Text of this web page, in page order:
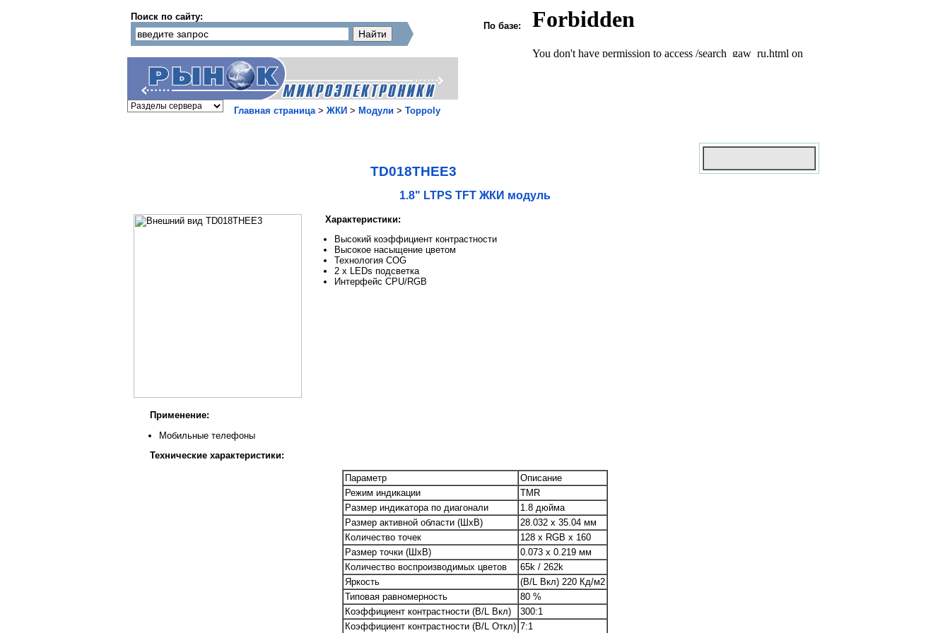
Поиск по сайту:
По базе:
Главная страница> ЖКИ > Модули > Toppoly
TD018THEE3
1.8" LTPS TFT ЖКИ модуль
Характеристики:
Высокий коэффициент контрастности
Высокое насыщение цветом
Технология COG
2 x LEDs подсветка
Интерфейс CPU/RGB
Применение:
Мобильные телефоны
Технические характеристики:
Параметр
Описание
Режим индикации
TMR
Размер индикатора по диагонали
1.8 дюйма
Размер активной области (ШxВ)
28.032 x 35.04 мм
Количество точек
128 x RGB x 160
Размер точки (ШxВ)
0.073 x 0.219 мм
Количество воспроизводимых цветов
65k / 262k
Яркость
(B/L Вкл) 220 Кд/м2
Типовая равномерность
80 %
Коэффициент контрастности (B/L Вкл)
300:1
Коэффициент контрастности (B/L Откл) 7:1